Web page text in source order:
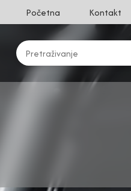
Početna Kontakt